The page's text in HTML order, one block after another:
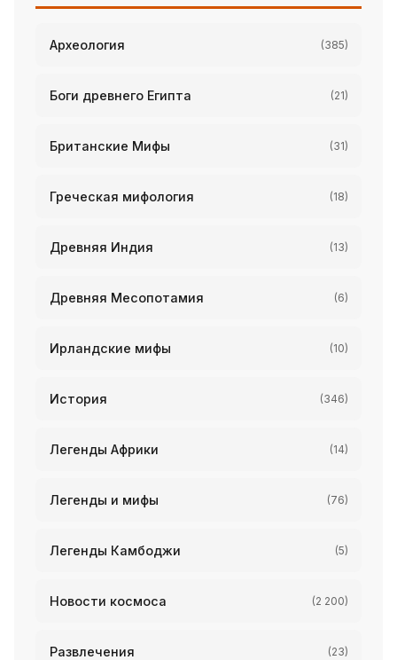
Археология (385)
Боги древнего Египта (21)
Британские Мифы (31)
Греческая мифология (18)
Древняя Индия (13)
Древняя Месопотамия (6)
Ирландские мифы (10)
История (346)
Легенды Африки (14)
Легенды и мифы (76)
Легенды Камбоджи (5)
Новости космоса (2 200)
Развлечения (23)